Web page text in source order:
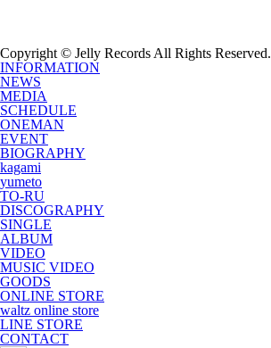
Copyright © Jelly Records All Rights Reserved.
INFORMATION
NEWS
MEDIA
SCHEDULE
ONEMAN
EVENT
BIOGRAPHY
kagami
yumeto
TO-RU
DISCOGRAPHY
SINGLE
ALBUM
VIDEO
MUSIC VIDEO
GOODS
ONLINE STORE
waltz online store
LINE STORE
CONTACT